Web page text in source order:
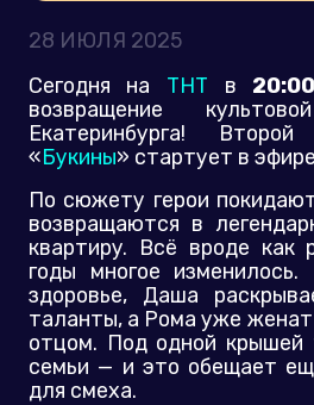
28 ИЮЛЯ 2025
Сегодня на ТНТ в 20:00
возвращение
Екатеринбурга!
«Букины» стартует в
По сюжету герои
возвращаются в
квартиру. Всё вроде как
годы многое изменилось.
здоровье, Даша
таланты, а Рома уже женат
отцом. Под одной крышей
семьи — и это обещает
для смеха.